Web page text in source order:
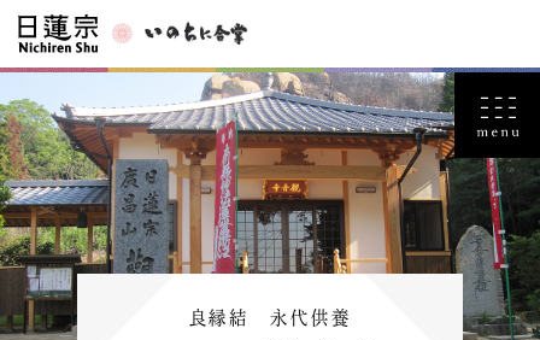
良縁結 永代供養